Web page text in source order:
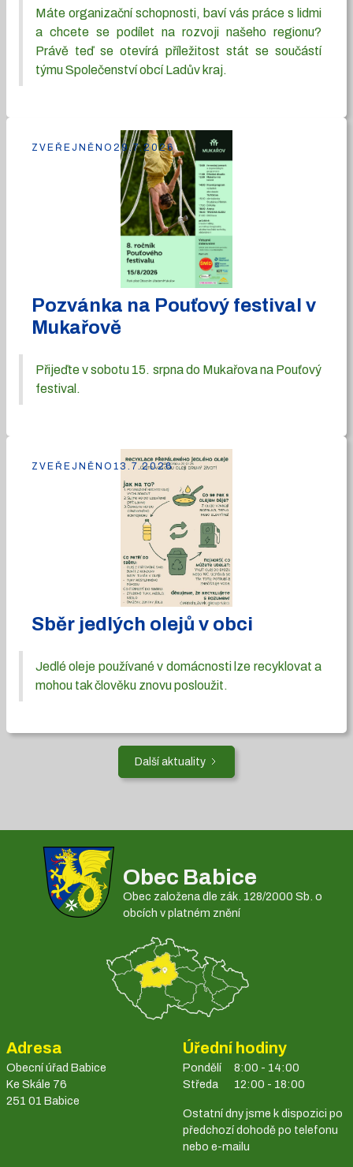
Máte organizační schopnosti, baví vás práce s lidmi
a chcete se podílet na rozvoji našeho regionu?
Právě teď se otevírá příležitost stát se součástí
týmu Společenství obcí Ladův kraj.
Pozvánka na Pouťový festival v
Mukařově
Přijeďte v sobotu 15. srpna do Mukařova na Pouťový
festival.
ZVEŘEJNĚNO 29.7.2026
Sběr jedlých olejů v obci
Jedlé oleje používané v domácnosti lze recyklovat a
mohou tak člověku znovu posloužit.
ZVEŘEJNĚNO 13.7.2026
Další aktuality
Obec Babice
Obec založena dle zák. 128/2000 Sb. o
obcích v platném znění
Adresa
Obecní úřad Babice
Ke Skále 76
251 01 Babice
Úřední hodiny
Pondělí
Středa
8:00 - 14:00
12:00 - 18:00
Ostatní dny jsme k dispozici po
předchozí dohodě po telefonu
nebo e-mailu